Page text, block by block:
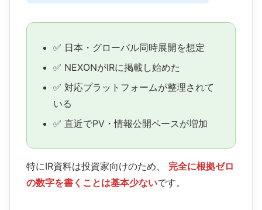
✅ 日本・グローバル同時展開を想定
✅ NEXONがIRに掲載し始めた
✅ 対応プラットフォームが整理されて
いる
✅ 直近でPV・情報公開ペースが増加
特にIR資料は投資家向けのため、 完全に根拠ゼロ
の数字を書くことは基本少ないです。